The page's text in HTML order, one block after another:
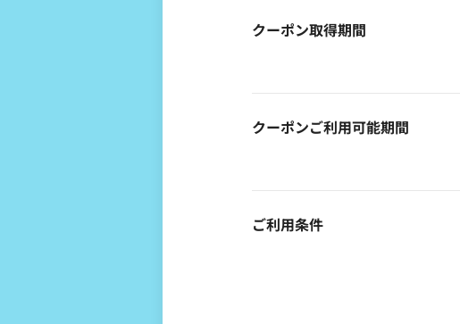
クーポン取得期間
クーポンご利用可能期間
ご利用条件